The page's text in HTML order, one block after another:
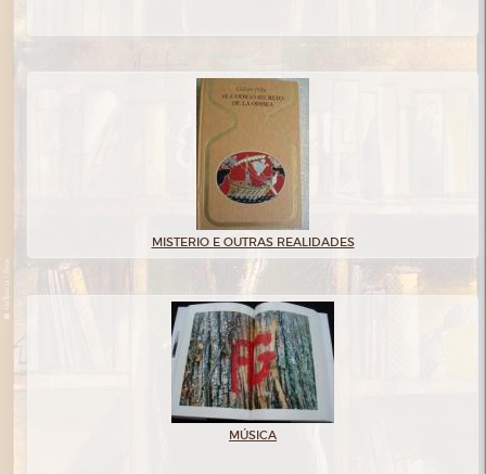
MISTERIO E OUTRAS REALIDADES
MÚSICA